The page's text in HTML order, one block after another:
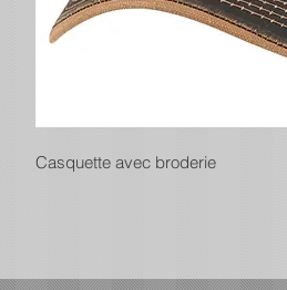
Casquette avec broderie